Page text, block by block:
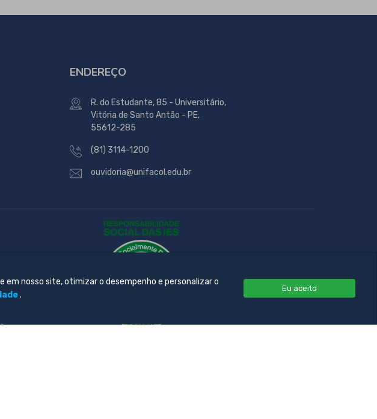
ENDEREÇO
R. do Estudante, 85 - Universitário,
Vitória de Santo Antão - PE,
55612-285
(81) 3114-1200
ouvidoria@unifacol.edu.br
nosso site, otimizar o desempenho e personalizar o
.
Eu aceito